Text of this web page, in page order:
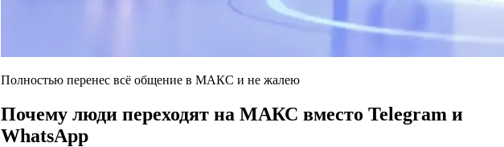
Полностью перенес всё общение в МАКС и не жалею
Почему люди переходят на МАКС вместо Telegram и
WhatsApp